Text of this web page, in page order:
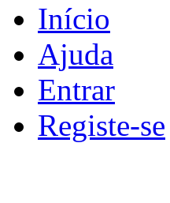
Início
Ajuda
Entrar
Registe-se